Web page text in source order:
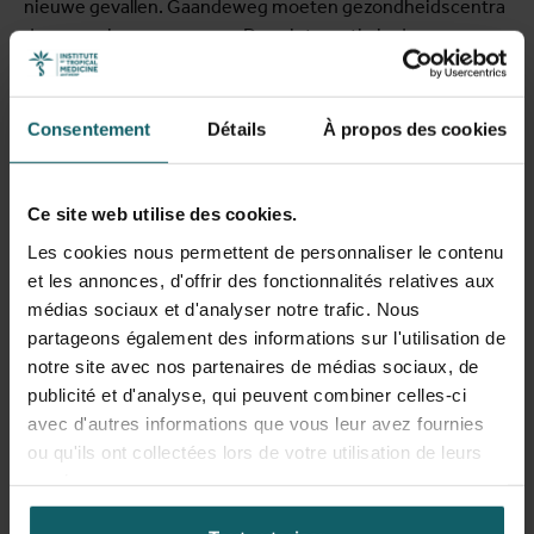
Consentement Détails À propos des cookies
Ce site web utilise des cookies.
Les cookies nous permettent de personnaliser le contenu
et les annonces, d'offrir des fonctionnalités relatives aux
médias sociaux et d'analyser notre trafic. Nous
partageons également des informations sur l'utilisation de
notre site avec nos partenaires de médias sociaux, de
publicité et d'analyse, qui peuvent combiner celles-ci
avec d'autres informations que vous leur avez fournies
ou qu'ils ont collectées lors de votre utilisation de leurs
nieuwe gevallen. Gaandeweg moeten gezondheidscentra
de screening overnemen. Deze integratie in de
basisgezondheidszorg is cruciaal voor de duurzaamheid
van de inspanningen.
“Naast het actief opsporen van nieuwe gevallen, moeten
want het verleden heeft aangetoond dat slaapziekte weer
opflakkert als we de aandacht laten verslappen. De
basisgezondheidszorg versterken, heeft daarnaast ook
een positieve impact op de bestrijding van andere
infectieziekten en de volksgezondheid in het algemeen,”
zegtYves Claeys, coördinator van het HAT-programma
aan het ITG.
Partners: zwaargewichten